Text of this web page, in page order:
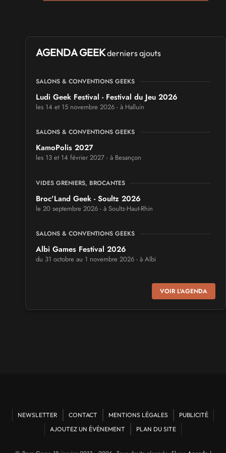
AGENDA GEEKderniers ajouts
SALONS & CONVENTIONS GEEKS
Ludi Geek Festival - Festival du Jeu 2026
les 14 et 15 novembre 2026 - à Halluin
SALONS & CONVENTIONS GEEKS
KamoPolis 2027
les 13 et 14 février 2027 - à Besançon
VIDES GRENIERS, BROCANTES
Broc'Land Geek - Soultz 2026
le 20 septembre 2026 - à Soultz-Haut-Rhin
SALONS & CONVENTIONS GEEKS
Albi Games Festival 2026
du 31 octobre au 1 novembre 2026 - à Albi
Virtual Calais - salon du jeu vidéo et des loisirs
numériques 2026
Mang'Azur 2027
les 24 et 25 avril 2027 - à Toulon
VOIR L'AGENDA
NEWSLETTER CONTACT MENTIONS LÉGALES
PUBLICITÉ
AJOUTEZ UN ÉVÉNEMENT
PLAN DU SITE